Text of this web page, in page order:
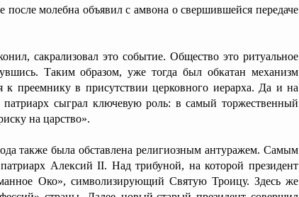
молебна объявил с амвона о свершившейся передаче
сакрализовал это событие. Общество это ритуальное
Таким образом, уже тогда был обкатан механизм
к преемнику в присутствии церковного иерарха. Да и на
сыграл ключевую роль: в самый торжественный
на царство».
также была обставлена религиозным антуражем. Самым
Алексий II. Над трибуной, на которой президент
Око», символизирующий Святую Троицу. Здесь же